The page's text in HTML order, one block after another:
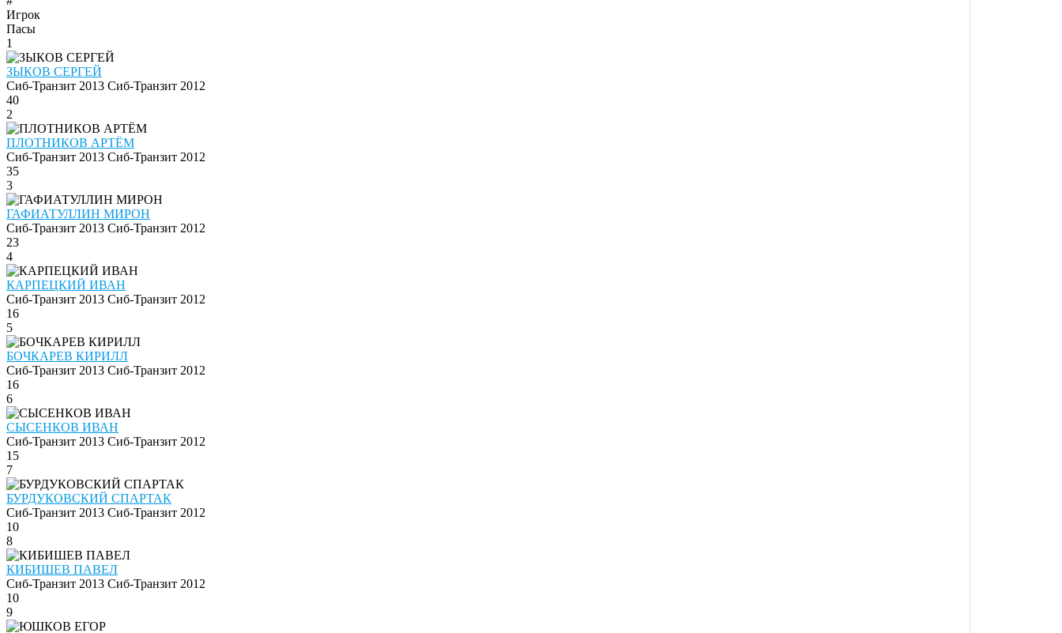
Игрок
Пасы
1
ЗЫКОВ СЕРГЕЙ
Сиб-Транзит 2013 Сиб-Транзит 2012
40
2
ПЛОТНИКОВ АРТЁМ
Сиб-Транзит 2013 Сиб-Транзит 2012
35
3
ГАФИАТУЛЛИН МИРОН
Сиб-Транзит 2013 Сиб-Транзит 2012
23
4
КАРПЕЦКИЙ ИВАН
Сиб-Транзит 2013 Сиб-Транзит 2012
16
5
БОЧКАРЕВ КИРИЛЛ
Сиб-Транзит 2013 Сиб-Транзит 2012
16
6
СЫСЕНКОВ ИВАН
Сиб-Транзит 2013 Сиб-Транзит 2012
15
7
БУРДУКОВСКИЙ СПАРТАК
Сиб-Транзит 2013 Сиб-Транзит 2012
10
8
КИБИШЕВ ПАВЕЛ
Сиб-Транзит 2013 Сиб-Транзит 2012
10
9